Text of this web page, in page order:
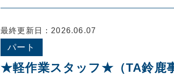
最終更新日：2026.06.07
パート
★軽作業スタッフ★（TA鈴鹿